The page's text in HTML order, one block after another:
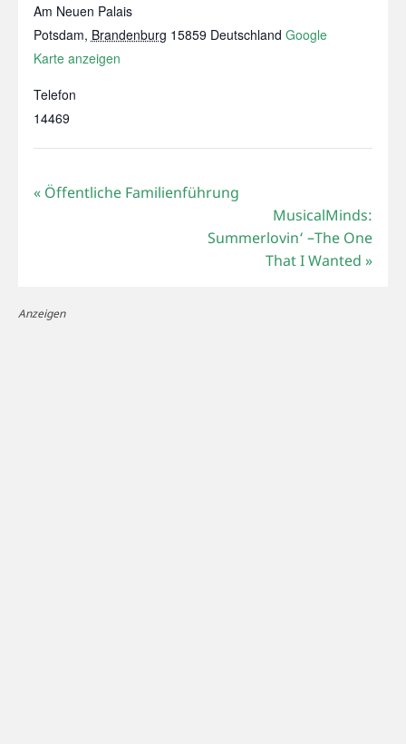
Am Neuen Palais
Potsdam, Brandenburg 15859 Deutschland Google
Karte anzeigen
Telefon
14469
«Öffentliche Familienführung
MusicalMinds:
Summerlovin‘ –The One
That I Wanted»
Anzeigen